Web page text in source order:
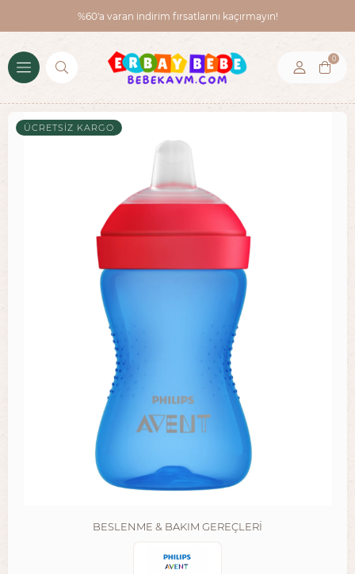
%60'a varan indirim fırsatlarını kaçırmayın!
0
ÜCRETSIZ KARGO
BESLENME & BAKIM GEREÇLERI